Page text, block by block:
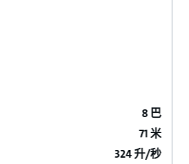
8 巴
71 米
324 升/秒